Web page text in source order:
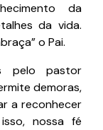
da
da vida.
o Pai.
pelo pastor
demoras,
a reconhecer
nossa fé